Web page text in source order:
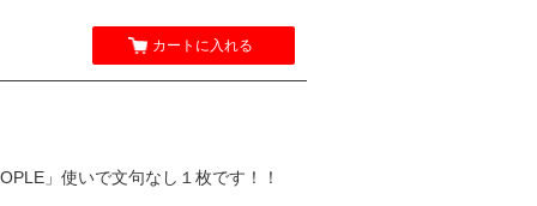
カートに入れる
」使いで文句なし１枚です！！